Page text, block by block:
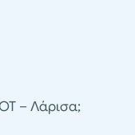
– Λάρισα;